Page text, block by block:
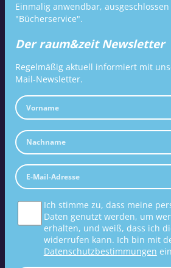
Einmalig anwendbar,
"Bücherservice".
Der raum&zeit Newsletter
Regelmäßig aktuell informiert mit
Mail-Newsletter.
Ich stimme zu, dass meine
Daten genutzt werden, um
erhalten, und weiß, dass ich
widerrufen kann. Ich bin mit
Datenschutzbestimmungen